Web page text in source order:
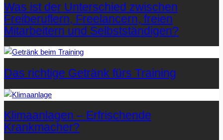
Was ist der Unterschied zwischen
Freiberuflern, Freelancern, freien
Mitarbeitern und Selbstständigen?
Das richtige Getränk fürs Training
Klimaanlagen – Erfrischende
Krankmacher?